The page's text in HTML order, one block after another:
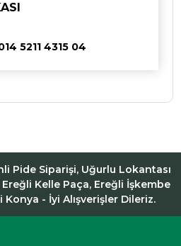
5211 4315 04
Pide Siparişi, Uğurlu Lokantası
Kelle Paça, Ereğli İşkembe
- İyi Alışverişler Dileriz.